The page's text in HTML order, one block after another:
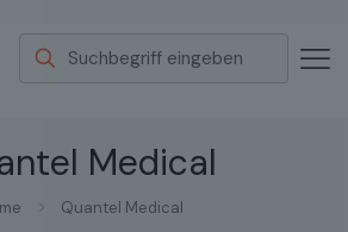
Medical
Quantel Medical